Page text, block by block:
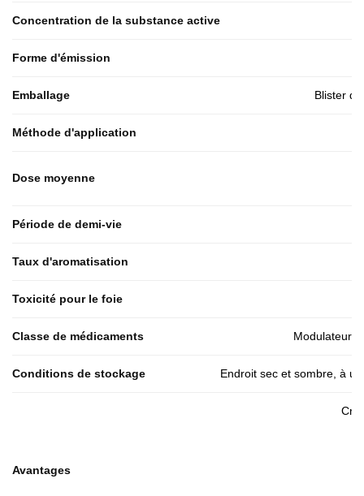
Concentration de la substance active
Forme d'émission
Emballage Blister
Méthode d'application
Dose moyenne
Période de demi-vie
Taux d'aromatisation
Toxicité pour le foie
Classe de médicaments Modulateurs
Conditions de stockage Endroit sec et sombre, à
Avantages